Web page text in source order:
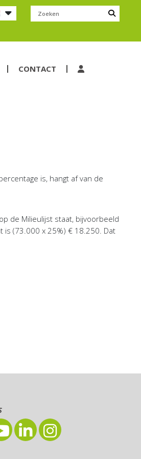
CONTACT
is, hangt af van de
de Milieulijst staat, bijvoorbeeld
is (73.000 x 25%) € 18.250. Dat